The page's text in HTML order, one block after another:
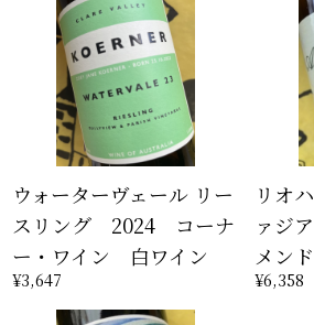
ウォーターヴェール リー
スリング 2024 コーナ
ー・ワイン 白ワイン
¥3,647
リオ
ァジ
メン
¥6,358